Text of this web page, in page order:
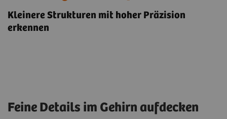
Kleinere Strukturen mit hoher Präzision
erkennen
Feine Details im Gehirn aufdecken